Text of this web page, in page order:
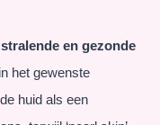
stralende en gezonde
het gewenste
huid als een